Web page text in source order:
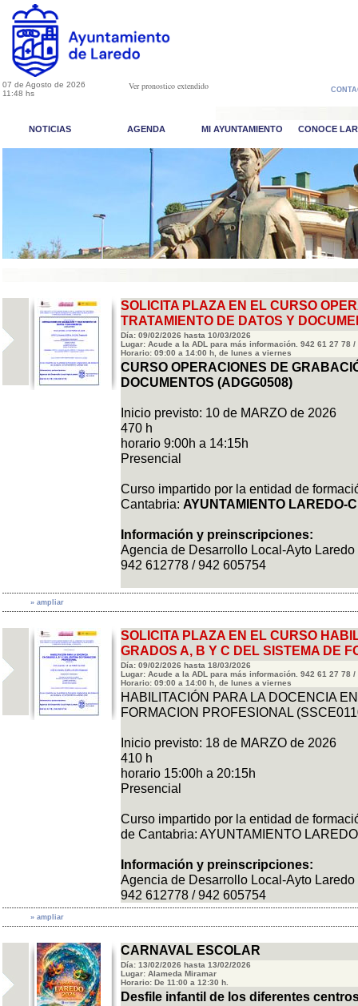
07 de Agosto de 2026
11:48 hs
Ver pronostico extendido
NOTICIAS AGENDA MI AYUNTAMIENTO CONOCE
SOLICITA PLAZA EN EL CURSO
TRATAMIENTO DE DATOS Y
Día: 09/02/2026 hasta 10/03/2026
Lugar: Acude a la ADL para más información. 942 61 27 78 /
Horario: 09:00 a 14:00 h, de lunes a viernes
CURSO OPERACIONES DE
DOCUMENTOS (ADGG0508)
Inicio previsto: 10 de MARZO de 2026
470 h
horario 9:00h a 14:15h
Presencial
Curso impartido por la entidad de
Cantabria: AYUNTAMIENTO LAREDO-
Información y preinscripciones:
Agencia de Desarrollo Local-Ayto Laredo
942 612778 / 942 605754
» ampliar
SOLICITA PLAZA EN EL CURSO
GRADOS A, B Y C DEL SISTEMA DE
Día: 09/02/2026 hasta 18/03/2026
Lugar: Acude a la ADL para más información. 942 61 27 78 /
Horario: 09:00 a 14:00 h, de lunes a viernes
HABILITACIÓN PARA LA DOCENCIA
FORMACION PROFESIONAL
Inicio previsto: 18 de MARZO de 2026
410 h
horario 15:00h a 20:15h
Presencial
Curso impartido por la entidad de
de Cantabria: AYUNTAMIENTO
Información y preinscripciones:
Agencia de Desarrollo Local-Ayto Laredo
942 612778 / 942 605754
» ampliar
CARNAVAL ESCOLAR
Día: 13/02/2026 hasta 13/02/2026
Lugar: Alameda Miramar
Horario: De 11:00 a 12:30 h.
Desfile infantil de los diferentes